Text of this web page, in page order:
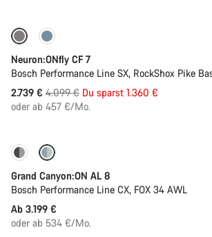
-33%
Neuron:ONfly CF 7
Bosch Performance Line SX, RockShox Pike
2.739 € Ursprungspreis
4.099 € Du sparst 1.360 €
oder ab 457 €/Mo.
Dropper Post
Grand Canyon:ON AL 8
Bosch Performance Line CX, FOX 34 AWL
Ab 3.199 €
oder ab 534 €/Mo.